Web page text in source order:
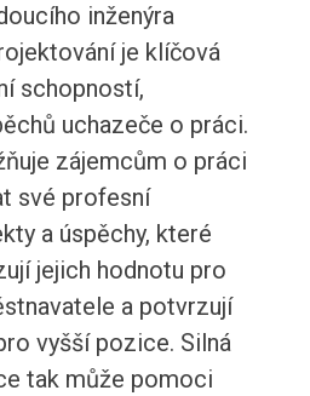
inženýra
je klíčová
schopností,
uchazeče o práci.
zájemcům o práci
své profesní
a úspěchy, které
jejich hodnotu pro
a potvrzují
vyšší pozice. Silná
tak může pomoci